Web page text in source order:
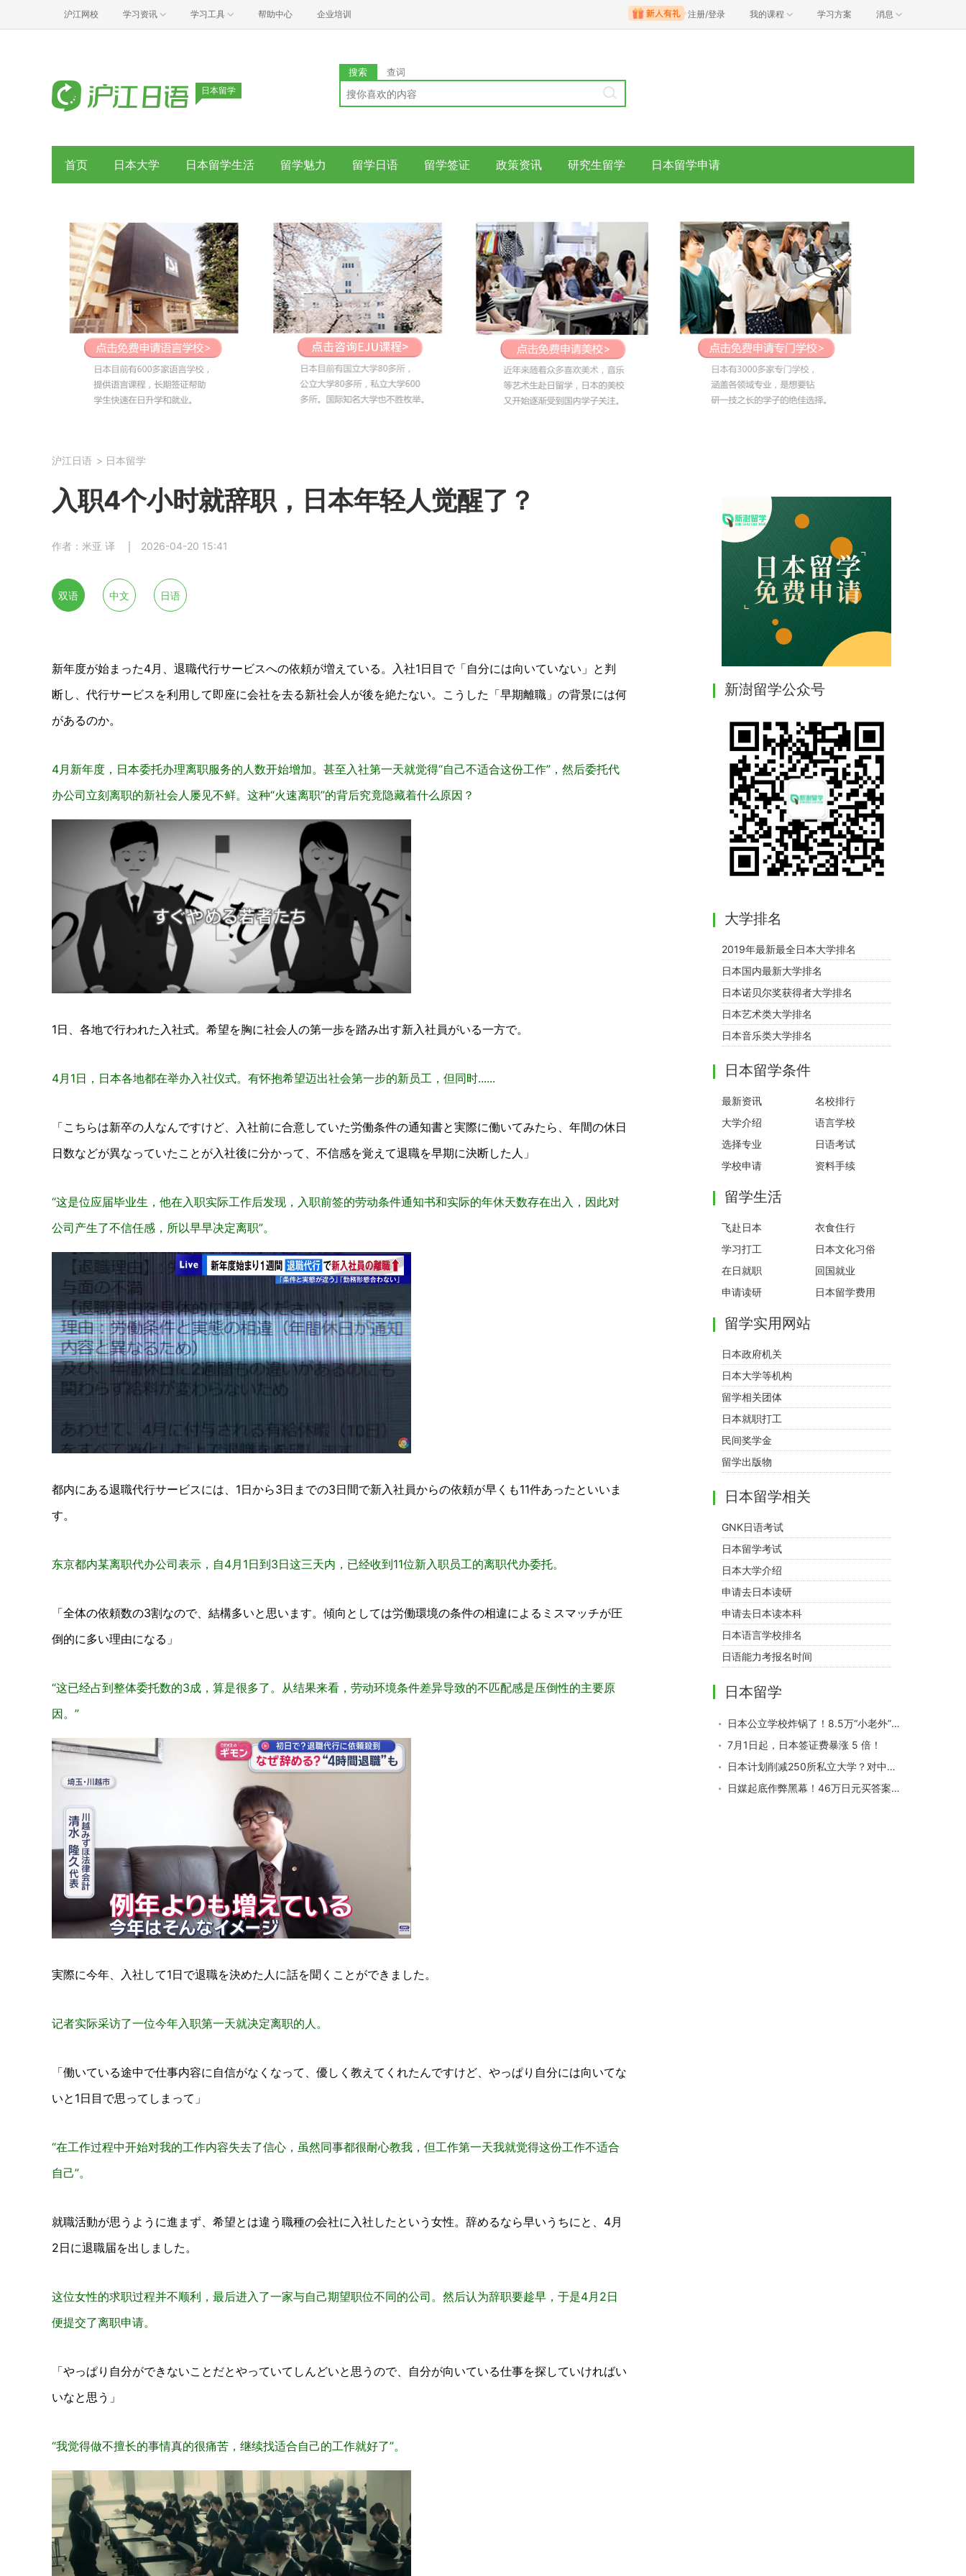
沪江网校 学习资讯 学习工具 帮助中心 企业培训 注册/登录 我的课程 学习方案 消息
日本留学
搜索 查词
首页 日本大学 日本留学生活 留学魅力 留学日语 留学签证 政策资讯 研究生留学 日本留学申请
沪江日语 > 日本留学
入职4个小时就辞职，日本年轻人觉醒了？
作者：米亚 译 2026-04-20 15:41
双语 中文 日语
新年度が始まった4月、退職代行サービスへの依頼が増えている。入社1日目で「自分には向いていない」と判
断し、代行サービスを利用して即座に会社を去る新社会人が後を絶たない。こうした「早期離職」の背景には何
があるのか。
4月新年度，日本委托办理离职服务的人数开始增加。甚至入社第一天就觉得“自己不适合这份工作”，然后委托代
办公司立刻离职的新社会人屡见不鲜。这种“火速离职”的背后究竟隐藏着什么原因？
1日、各地で行われた入社式。希望を胸に社会人の第一歩を踏み出す新入社員がいる一方で。
4月1日，日本各地都在举办入社仪式。有怀抱希望迈出社会第一步的新员工，但同时......
「こちらは新卒の人なんですけど、入社前に合意していた労働条件の通知書と実際に働いてみたら、年間の休日
日数などが異なっていたことが入社後に分かって、不信感を覚えて退職を早期に決断した人」
“这是位应届毕业生，他在入职实际工作后发现，入职前签的劳动条件通知书和实际的年休天数存在出入，因此对
公司产生了不信任感，所以早早决定离职”。
都内にある退職代行サービスには、1日から3日までの3日間で新入社員からの依頼が早くも11件あったといいま
す。
东京都内某离职代办公司表示，自4月1日到3日这三天内，已经收到11位新入职员工的离职代办委托。
「全体の依頼数の3割なので、結構多いと思います。傾向としては労働環境の条件の相違によるミスマッチが圧
倒的に多い理由になる」
“这已经占到整体委托数的3成，算是很多了。从结果来看，劳动环境条件差异导致的不匹配感是压倒性的主要原
因。”
実際に今年、入社して1日で退職を決めた人に話を聞くことができました。
记者实际采访了一位今年入职第一天就决定离职的人。
「働いている途中で仕事内容に自信がなくなって、優しく教えてくれたんですけど、やっぱり自分には向いてな
いと1日目で思ってしまって」
“在工作过程中开始对我的工作内容失去了信心，虽然同事都很耐心教我，但工作第一天我就觉得这份工作不适合
自己”。
就職活動が思うように進まず、希望とは違う職種の会社に入社したという女性。辞めるなら早いうちにと、4月
2日に退職届を出しました。
这位女性的求职过程并不顺利，最后进入了一家与自己期望职位不同的公司。然后认为辞职要趁早，于是4月2日
便提交了离职申请。
「やっぱり自分ができないことだとやっていてしんどいと思うので、自分が向いている仕事を探していければい
いなと思う」
“我觉得做不擅长的事情真的很痛苦，继续找适合自己的工作就好了”。
新澍留学公众号
大学排名
2019年最新最全日本大学排名
日本国内最新大学排名
日本诺贝尔奖获得者大学排名
日本艺术类大学排名
日本音乐类大学排名
日本留学条件
最新资讯
名校排行
大学介绍
语言学校
选择专业
日语考试
学校申请
资料手续
留学生活
飞赴日本
衣食住行
学习打工
日本文化习俗
在日就职
回国就业
申请读研
日本留学费用
留学实用网站
日本政府机关
日本大学等机构
留学相关团体
日本就职打工
民间奖学金
留学出版物
日本留学相关
GNK日语考试
日本留学考试
日本大学介绍
申请去日本读研
申请去日本读本科
日本语言学校排名
日语能力考报名时间
日本留学
日本公立学校炸锅了！8.5万“小老外”急需日语救命，你家中招了吗
7月1日起，日本签证费暴涨 5 倍！
日本计划削减250所私立大学？对中国学生影响是？
日媒起底作弊黑幕！46万日元买答案，靠耳机手表“保过”N1？